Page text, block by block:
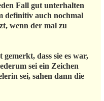
Fall gut unterhalten
definitiv auch nochmal
wenn der mal zu
dass sie es war,
sei ein Zeichen
sei, sahen dann die